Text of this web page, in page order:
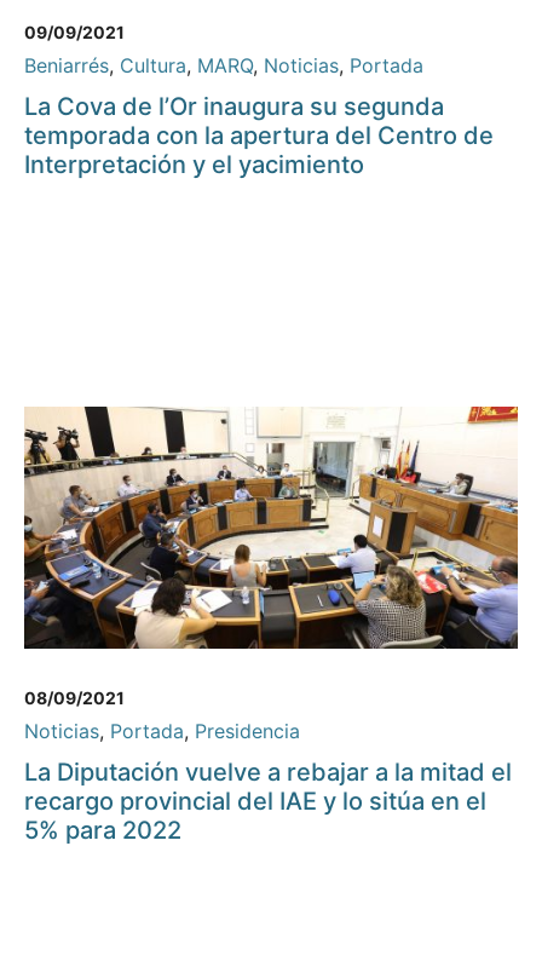
09/09/2021
Beniarrés, Cultura, MARQ, Noticias, Portada
La Cova de l’Or inaugura su segunda
temporada con la apertura del Centro de
Interpretación y el yacimiento
08/09/2021
Noticias, Portada, Presidencia
La Diputación vuelve a rebajar a la mitad el
recargo provincial del IAE y lo sitúa en el
5% para 2022